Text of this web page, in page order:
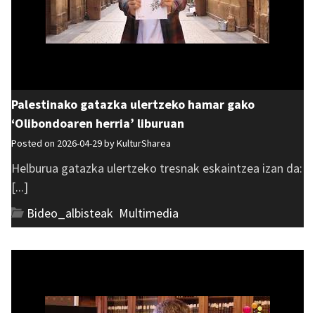
Palestinako gatazka ulertzeko hamar gako
‘Olibondoaren herria’ liburuan
Posted on 2026-04-29 byKulturSharea
Helburua gatazka ulertzeko tresnak eskaintzea izan da:
[...]
Bideo_albisteak Multimedia